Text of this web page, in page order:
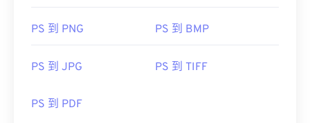
PS 到 PNG PS 到 BMP
PS 到 JPG PS 到 TIFF
PS 到 PDF